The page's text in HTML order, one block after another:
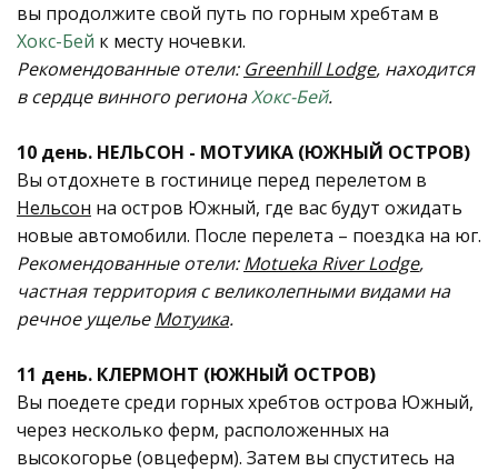
вы продолжите свой путь по горным хребтам в
Хокс-Бей к месту ночевки.
Рекомендованные отели: Greenhill Lodge, находится
в сердце винного регионаХокс-Бей.
10 день. НЕЛЬСОН - МОТУИКА (ЮЖНЫЙ ОСТРОВ)
Вы отдохнете в гостинице перед перелетом в
Нельсон на oстров Южный, где вас будут ожидать
новые автомобили. После перелета – поездка на юг.
Рекомендованные отели:Motueka River Lodge,
частная территория с великолепными видами на
речное ущельеМотуика.
11 день. КЛЕРМОНТ (ЮЖНЫЙ ОСТРОВ)
Вы поедете среди горных хребтов oстрова Южный,
через несколько ферм, расположенных на
высокогорье (овцеферм). Затем вы спуститесь на